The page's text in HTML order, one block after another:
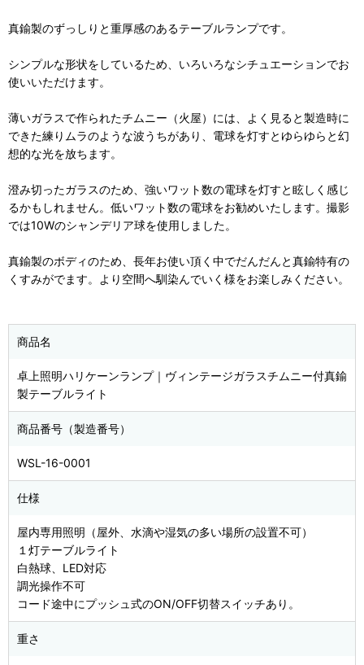
真鍮製のずっしりと重厚感のあるテーブルランプです。
シンプルな形状をしているため、いろいろなシチュエーションでお
使いいただけます。
薄いガラスで作られたチムニー（火屋）には、よく見ると製造時に
できた練りムラのような波うちがあり、電球を灯すとゆらゆらと幻
想的な光を放ちます。
澄み切ったガラスのため、強いワット数の電球を灯すと眩しく感じ
るかもしれません。低いワット数の電球をお勧めいたします。撮影
では10Wのシャンデリア球を使用しました。
真鍮製のボディのため、長年お使い頂く中でだんだんと真鍮特有の
くすみがでます。より空間へ馴染んでいく様をお楽しみください。
商品名
卓上照明ハリケーンランプ｜ヴィンテージガラスチムニー付真鍮
製テーブルライト
商品番号（製造番号）
WSL-16-0001
仕様
屋内専用照明（屋外、水滴や湿気の多い場所の設置不可）
１灯テーブルライト
白熱球、LED対応
調光操作不可
コード途中にプッシュ式のON/OFF切替スイッチあり。
重さ